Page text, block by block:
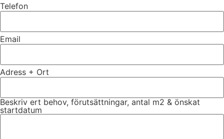
Telefon
Email
Adress + Ort
Beskriv ert behov, förutsättningar, antal m2 & önskat
startdatum